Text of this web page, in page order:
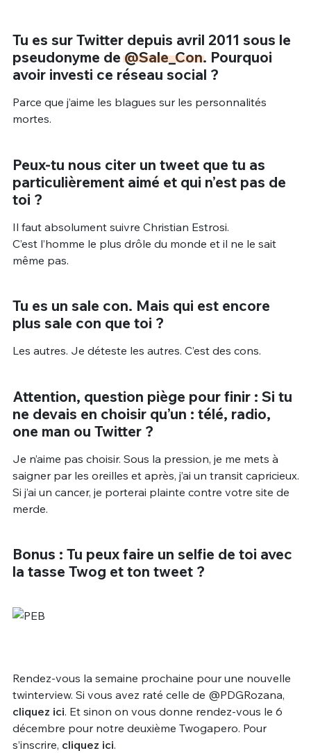
Tu es sur Twitter depuis avril 2011 sous le
pseudonyme de@Sale_Con. Pourquoi
avoir investi ce réseau social ?
Parce que j’aime les blagues sur les personnalités
mortes.
Peux-tu nous citer un tweet que tu as
particulièrement aimé et qui n’est pas de
toi ?
Il faut absolument suivre Christian Estrosi.
C’est l’homme le plus drôle du monde et il ne le sait
même pas.
Tu es un sale con. Mais qui est encore
plus sale con que toi ?
Les autres. Je déteste les autres. C’est des cons.
Attention, question piège pour finir : Si tu
ne devais en choisir qu’un : télé, radio,
one man ou Twitter ?
Je n’aime pas choisir. Sous la pression, je me mets à
saigner par les oreilles et après, j’ai un transit capricieux.
Si j’ai un cancer, je porterai plainte contre votre site de
merde.
Bonus : Tu peux faire un selfie de toi avec
la tasse Twog et ton tweet ?
Rendez-vous la semaine prochaine pour une nouvelle
twinterview. Si vous avez raté celle de @PDGRozana,
cliquez ici. Et sinon on vous donne rendez-vous le 6
décembre pour notre deuxième Twogapero. Pour
s’inscrire, cliquez ici.